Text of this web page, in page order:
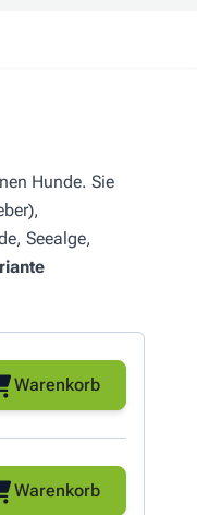
Hunde. Sie
Seealge,
Warenkorb
Warenkorb